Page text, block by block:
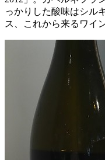
っかりした酸味はシル
ス、これから来るワイ